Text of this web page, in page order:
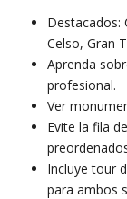
Destacados:
Celso, Gran
Aprenda
profesional.
Ver
Evite la fila
Incluye tour
para ambos